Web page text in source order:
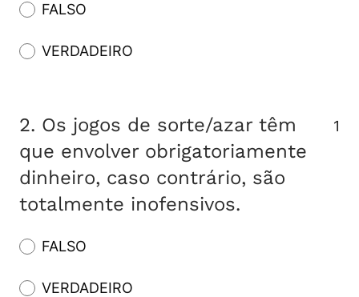
FALSO
VERDADEIRO
2. Os jogos de sorte/azar têm
que envolver obrigatoriamente
dinheiro, caso contrário, são
totalmente inofensivos.
1
FALSO
VERDADEIRO